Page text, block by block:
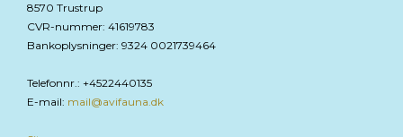
8570 Trustrup
CVR-nummer: 41619783
Bankoplysninger: 9324 0021739464
Telefonnr.: +4522440135
E-mail: mail@avifauna.dk